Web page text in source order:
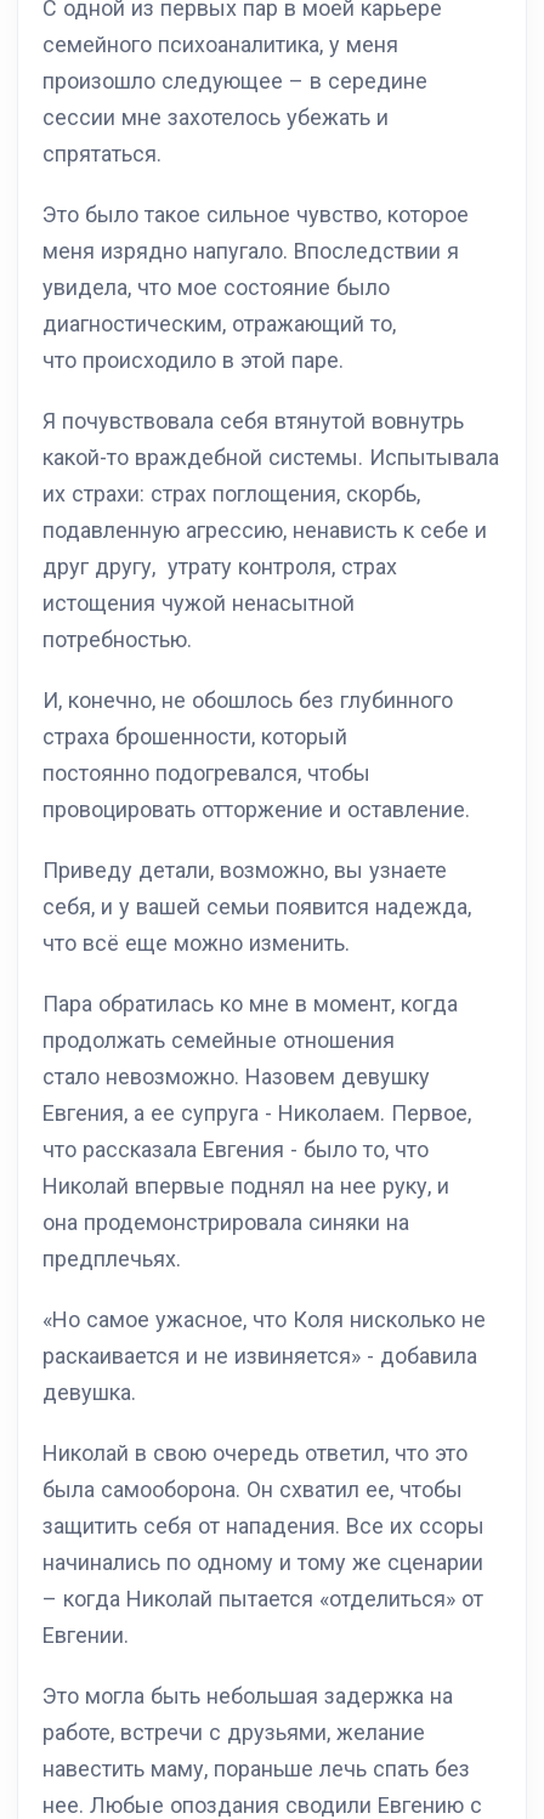
С одной из первых пар в моей карьере
семейного психоаналитика, у меня
произошло следующее – в середине
сессии мне захотелось убежать и
спрятаться.
Это было такое сильное чувство, которое
меня изрядно напугало. Впоследствии я
увидела, что мое состояние было
диагностическим, отражающий то,
что происходило в этой паре.
Я почувствовала себя втянутой вовнутрь
какой-то враждебной системы. Испытывала
их страхи: страх поглощения, скорбь,
подавленную агрессию, ненависть к себе и
друг другу, утрату контроля, страх
истощения чужой ненасытной
потребностью.
И, конечно, не обошлось без глубинного
страха брошенности, который
постоянно подогревался, чтобы
провоцировать отторжение и оставление.
Приведу детали, возможно, вы узнаете
себя, и у вашей семьи появится надежда,
что всё еще можно изменить.
Пара обратилась ко мне в момент, когда
продолжать семейные отношения
стало невозможно. Назовем девушку
Евгения, а ее супруга - Николаем. Первое,
что рассказала Евгения - было то, что
Николай впервые поднял на нее руку, и
она продемонстрировала синяки на
предплечьях.
«Но самое ужасное, что Коля нисколько не
раскаивается и не извиняется» - добавила
девушка.
Николай в свою очередь ответил, что это
была самооборона. Он схватил ее, чтобы
защитить себя от нападения. Все их ссоры
начинались по одному и тому же сценарии
– когда Николай пытается «отделиться» от
Евгении.
Это могла быть небольшая задержка на
работе, встречи с друзьями, желание
навестить маму, пораньше лечь спать без
нее. Любые опоздания сводили Евгению с